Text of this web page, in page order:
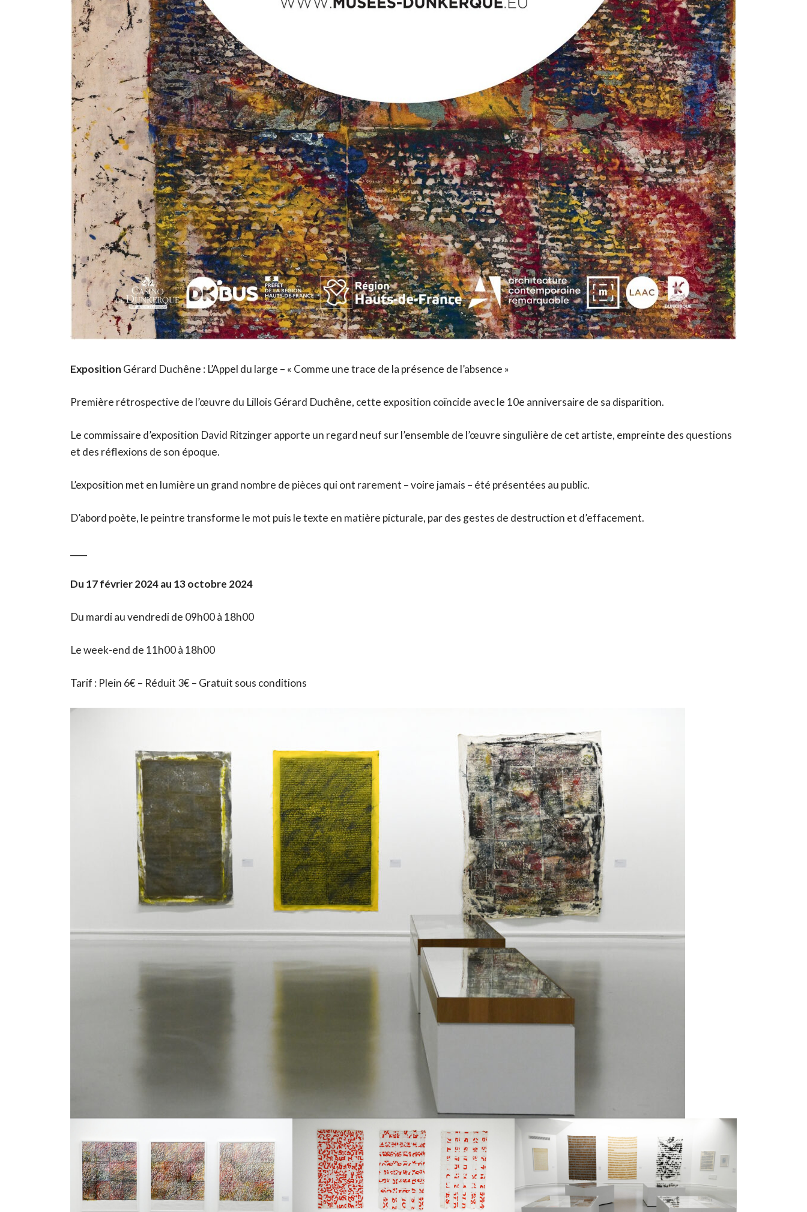
Exposition Gérard Duchêne : L’Appel du large – « Comme une trace de la présence de l’absence »
Première rétrospective de l’œuvre du Lillois Gérard Duchêne, cette exposition coïncide avec le 10e anniversaire de sa disparition.
Le commissaire d’exposition David Ritzinger apporte un regard neuf sur l’ensemble de l’œuvre singulière de cet artiste, empreinte des questions
et des réflexions de son époque.
L’exposition met en lumière un grand nombre de pièces qui ont rarement – voire jamais – été présentées au public.
D’abord poète, le peintre transforme le mot puis le texte en matière picturale, par des gestes de destruction et d’effacement.
Du 17 février 2024 au 13 octobre 2024
Du mardi au vendredi de 09h00 à 18h00
Le week-end de 11h00 à 18h00
Tarif : Plein 6€ – Réduit 3€ – Gratuit sous conditions